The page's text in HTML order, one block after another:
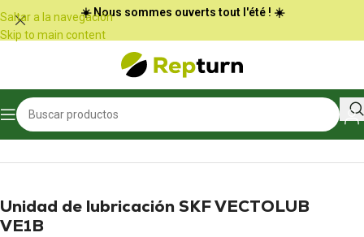
Panel de gestión de cookies
Saltar a la navegación
Skip to main content
☀️ Nous sommes ouverts tout l'été ! ☀️
Inicio/Equipamiento profesional Equipamiento industrial y para talleres
Unidad de lubricación SKF VECTOLUB
VE1B